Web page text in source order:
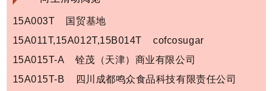
15A003T 国贸基地
15A011T,15A012T,15B014T cofcosugar
15A015T-A 铨茂（天津）商业有限公司
15A015T-B 四川成都鸣众食品科技有限责任公司